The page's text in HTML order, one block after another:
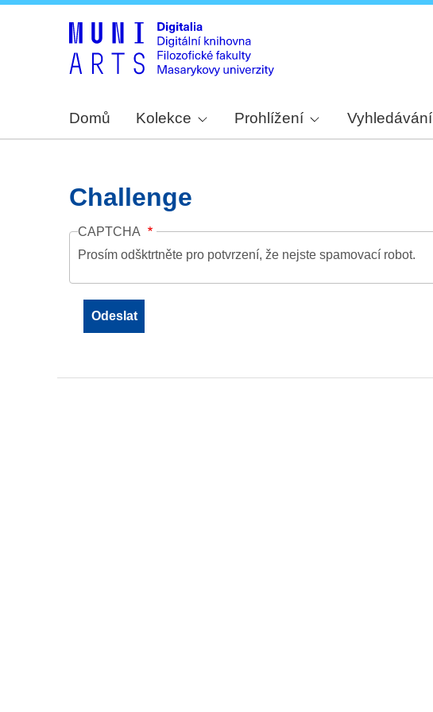
Domů Kolekce Prohlížení Vyhledávání
Challenge
CAPTCHA
Prosím odšktrtněte pro potvrzení, že nejste spamovací robot.